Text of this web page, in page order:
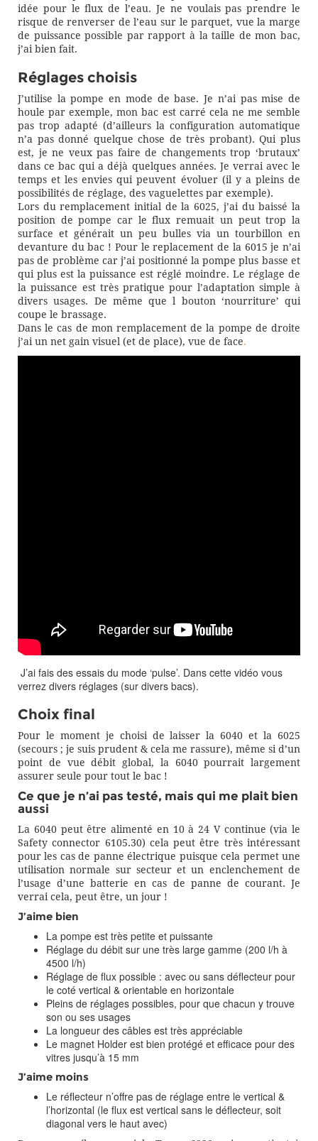
idée pour le flux de l’eau. Je ne voulais pas prendre le
risque de renverser de l’eau sur le parquet, vue la marge
de puissance possible par rapport à la taille de mon bac,
j’ai bien fait.
Réglages choisis
J’utilise la pompe en mode de base. Je n’ai pas mise de
houle par exemple, mon bac est carré cela ne me semble
pas trop adapté (d’ailleurs la configuration automatique
n’a pas donné quelque chose de très probant). Qui plus
est, je ne veux pas faire de changements trop ‘brutaux’
dans ce bac qui a déjà quelques années. Je verrai avec le
temps et les envies qui peuvent évoluer (il y a pleins de
possibilités de réglage, des vaguelettes par exemple).
Lors du remplacement initial de la 6025, j’ai du baissé la
position de pompe car le flux remuait un peut trop la
surface et générait un peu bulles via un tourbillon en
devanture du bac ! Pour le replacement de la 6015 je n’ai
pas de problème car j’ai positionné la pompe plus basse et
qui plus est la puissance est réglé moindre. Le réglage de
la puissance est très pratique pour l’adaptation simple à
divers usages. De même que l bouton ‘nourriture’ qui
coupe le brassage.
Dans le cas de mon remplacement de la pompe de droite
j’ai un net gain visuel (et de place), vue de face.
J’ai fais des essais du mode ‘pulse’. Dans cette vidéo vous
verrez divers réglages (sur divers bacs).
Choix final
Pour le moment je choisi de laisser la 6040 et la 6025
(secours ; je suis prudent & cela me rassure), même si d’un
point de vue débit global, la 6040 pourrait largement
assurer seule pour tout le bac !
Ce que je n’ai pas testé, mais qui me plait bien
aussi
La 6040 peut être alimenté en 10 à 24 V continue (via le
Safety connector 6105.30) cela peut être très intéressant
pour les cas de panne électrique puisque cela permet une
utilisation normale sur secteur et un enclenchement de
l’usage d’une batterie en cas de panne de courant. Je
verrai cela, peut être, un jour !
J’aime bien
La pompe est très petite et puissante
Réglage du débit sur une très large gamme (200 l/h à
4500 l/h)
Réglage de flux possible : avec ou sans déflecteur pour
le coté vertical & orientable en horizontale
Pleins de réglages possibles, pour que chacun y trouve
son ou ses usages
La longueur des câbles est très appréciable
Le magnet Holder est bien protégé et efficace pour des
vitres jusqu’à 15 mm
J’aime moins
Le réflecteur n’offre pas de réglage entre le vertical &
l’horizontal (le flux est vertical sans le déflecteur, soit
diagonal vers le haut avec)